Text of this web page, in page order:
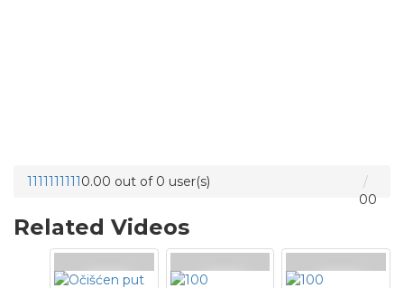
11111111110.00 out of 0 user(s)
00
Related Videos